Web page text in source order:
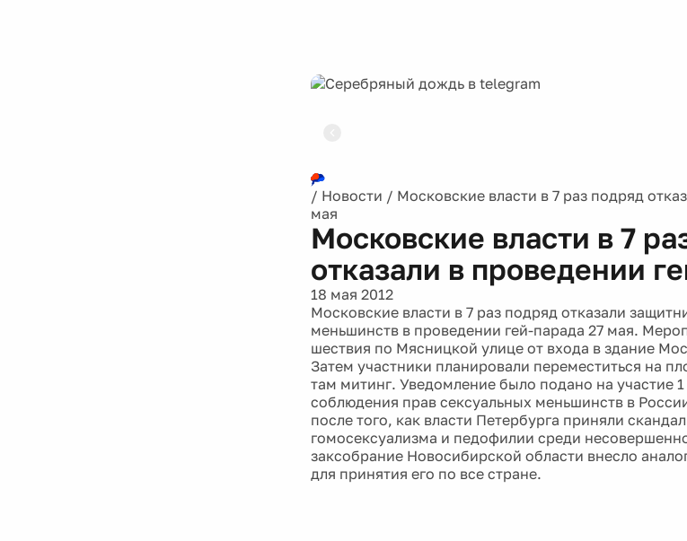
/ Новости / Московские власти в 7 раз подряд
мая
Московские власти в 7
отказали в проведении
18 мая 2012
Московские власти в 7 раз подряд отказали
меньшинств в проведении гей-парада 27 мая.
шествия по Мясницкой улице от входа в здание
Затем участники планировали переместиться на
там митинг. Уведомление было подано на участие
соблюдения прав сексуальных меньшинств в
после того, как власти Петербурга приняли
гомосексуализма и педофилии среди
заксобрание Новосибирской области внесло
для принятия его по все стране.